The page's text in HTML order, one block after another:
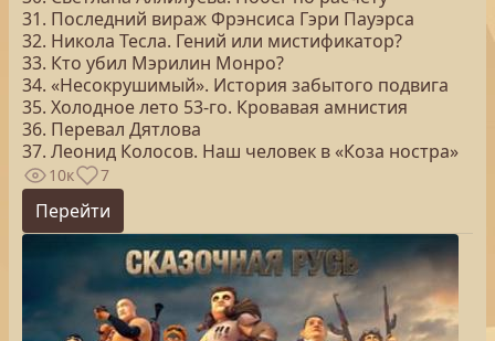
31. Последний вираж Фрэнсиса Гэри Пауэрса
32. Никола Тесла. Гений или мистификатор?
33. Кто убил Мэрилин Монро?
34. «Несокрушимый». История забытого подвига
35. Холодное лето 53-го. Кровавая амнистия
36. Перевал Дятлова
37. Леонид Колосов. Наш человек в «Коза ностра»
10к 7
Перейти